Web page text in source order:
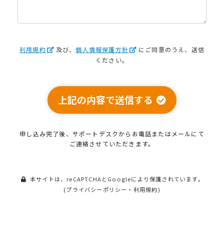
利用規約 及び、個人情報保護方針
にご同意のうえ、送信
ください。
上記の内容で送信する
申し込み完了後、サポートデスクから お電話またはメールにて
ご連絡させていただきます。
本サイトは、reCAPTCHAとGoogleにより保護されています。
(プライバシーポリシー ・ 利用規約)